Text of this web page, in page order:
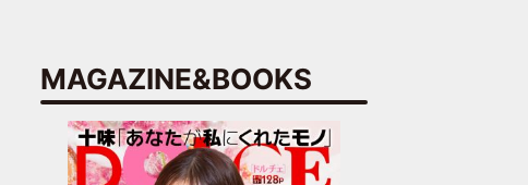
MAGAZINE&BOOKS